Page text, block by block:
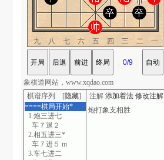
九八七六五四三二一
棋谱序列 [隐藏]
====棋局开始*
1.炮三进七
车７退２
2.相五进三*
车７进５ m
3.车七进二
注解 添加着法 修改注解
象棋道网站，www.xqdao.com